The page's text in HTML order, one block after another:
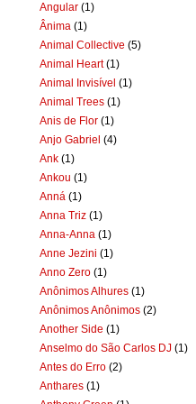
Angular (1)
Ânima (1)
Animal Collective (5)
Animal Heart (1)
Animal Invisível (1)
Animal Trees (1)
Anis de Flor (1)
Anjo Gabriel (4)
Ank (1)
Ankou (1)
Anná (1)
Anna Triz (1)
Anna-Anna (1)
Anne Jezini (1)
Anno Zero (1)
Anônimos Alhures (1)
Anônimos Anônimos (2)
Another Side (1)
Anselmo do São Carlos DJ (1)
Antes do Erro (2)
Anthares (1)